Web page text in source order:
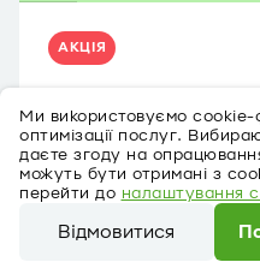
Ми використовуємо
оптимізації послуг.
даєте згоду на
можуть бути отримані з
перейти до налаштування
Відмовитися
АКЦІЯ
з 3 березня 2025 до 31
Створіть інтернет-
нього протягом 1
Ексклюзивна